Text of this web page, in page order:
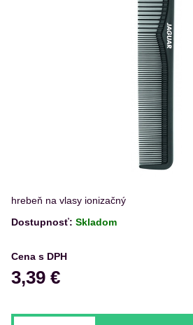
hrebeň na vlasy ionizačný
Dostupnosť: Skladom
Cena s DPH
3,39 €